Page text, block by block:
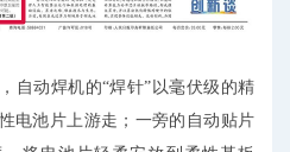
自动焊机的“焊针”以毫伏级的精
电池片上游走；一旁的自动贴片